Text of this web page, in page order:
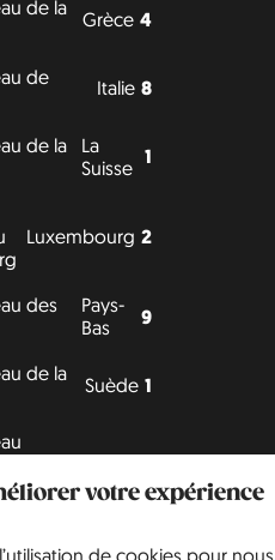
votre expérience
de cookies pour nous
Grèce 4
Italie 8
La
Suisse 1
Luxembourg 2
Pays-
Bas
9
Suède 1